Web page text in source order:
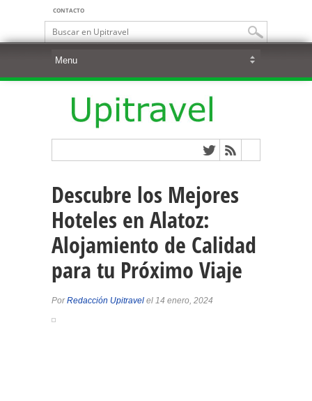
CONTACTO
Descubre los Mejores
Hoteles en Alatoz:
Alojamiento de Calidad
para tu Próximo Viaje
PorRedacción Upitravel el 14 enero, 2024